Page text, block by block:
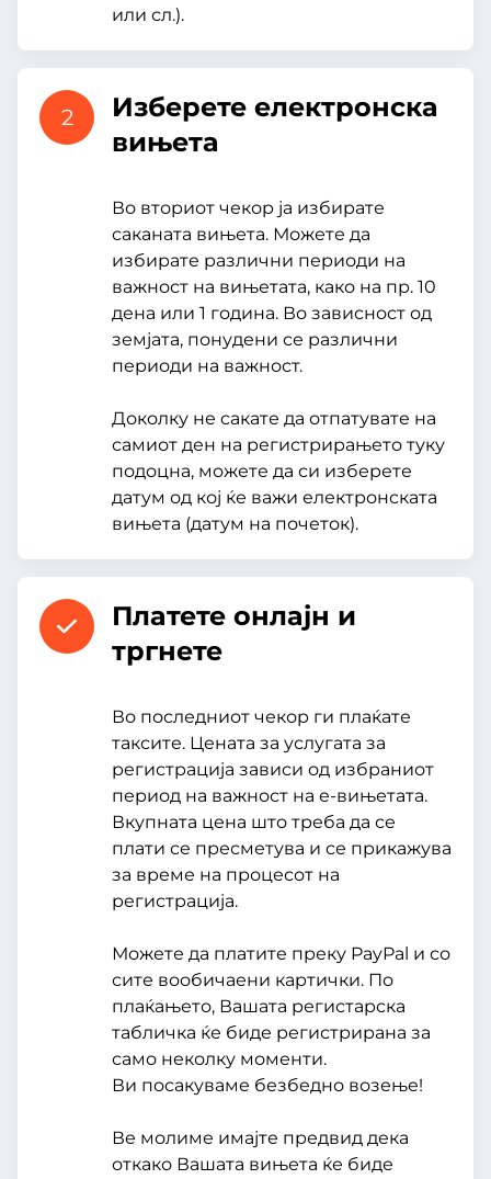
или сл.).
2
Изберете електронска
вињета
Во вториот чекор ја избирате
саканата вињета. Можете да
избирате различни периоди на
важност на вињетата, како на пр. 10
дена или 1 година. Во зависност од
земјата, понудени се различни
периоди на важност.
Доколку не сакате да отпатувате на
самиот ден на регистрирањето туку
подоцна, можете да си изберете
датум од кој ќе важи електронската
вињета (датум на почеток).
Платете онлајн и
тргнете
Во последниот чекор ги плаќате
таксите. Цената за услугата за
регистрација зависи од избраниот
период на важност на е-вињетата.
Вкупната цена што треба да се
плати се пресметува и се прикажува
за време на процесот на
регистрација.
Можете да платите преку PayPal и со
сите вообичаени картички. По
плаќањето, Вашата регистарска
табличка ќе биде регистрирана за
само неколку моменти.
Ви посакуваме безбедно возење!
Ве молиме имајте предвид дека
откако Вашата вињета ќе биде